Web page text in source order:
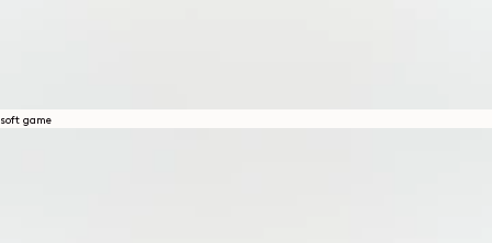
soft game